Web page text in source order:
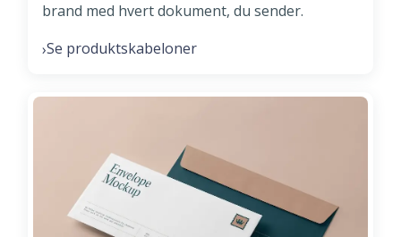
brand med hvert dokument, du sender.
›Se produktskabeloner